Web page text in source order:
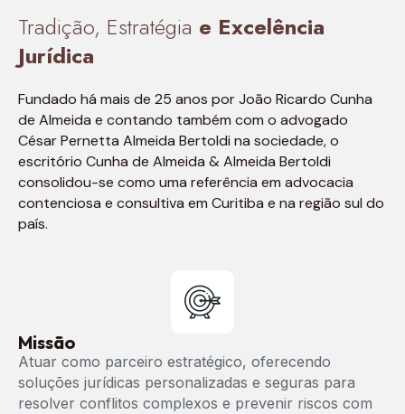
Tradição, Estratégia e Excelência
Jurídica
Fundado há mais de 25 anos por João Ricardo Cunha
de Almeida e contando também com o advogado
César Pernetta Almeida Bertoldi na sociedade, o
escritório Cunha de Almeida & Almeida Bertoldi
consolidou-se como uma referência em advocacia
contenciosa e consultiva em Curitiba e na região sul do
país.
Missão
Atuar como parceiro estratégico, oferecendo
soluções jurídicas personalizadas e seguras para
resolver conflitos complexos e prevenir riscos com